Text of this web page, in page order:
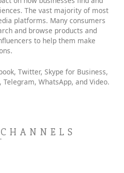
The vast majority of most
platforms. Many consumers
and browse products and
to help them make
Twitter, Skype for Business,
WhatsApp, and Video.